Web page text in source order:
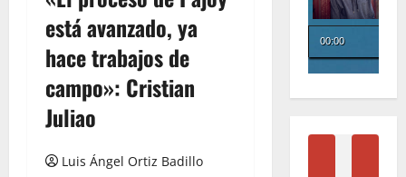
está avanzado, ya
hace trabajos de
campo»: Cristian
Juliao
Luis Ángel Ortiz Badillo